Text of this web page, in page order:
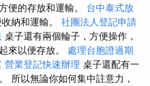
便的存放和運輸。 台中泰式放
納和運輸。 社團法人登記申請
桌子還有兩個輪子，方便操作，
來以便存放。 處理台胞證過期
營業登記快速辦理 桌子還配有一
所以無論你如何集中註意力，